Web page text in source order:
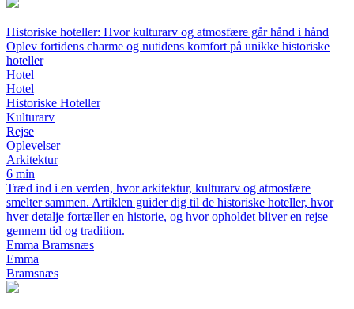
Historiske hoteller: Hvor kulturarv og atmosfære går hånd i hånd
Oplev fortidens charme og nutidens komfort på unikke historiske
hoteller
Hotel
Hotel
Historiske Hoteller
Kulturarv
Rejse
Oplevelser
Arkitektur
6 min
Træd ind i en verden, hvor arkitektur, kulturarv og atmosfære
smelter sammen. Artiklen guider dig til de historiske hoteller, hvor
hver detalje fortæller en historie, og hvor opholdet bliver en rejse
gennem tid og tradition.
Emma Bramsnæs
Emma
Bramsnæs